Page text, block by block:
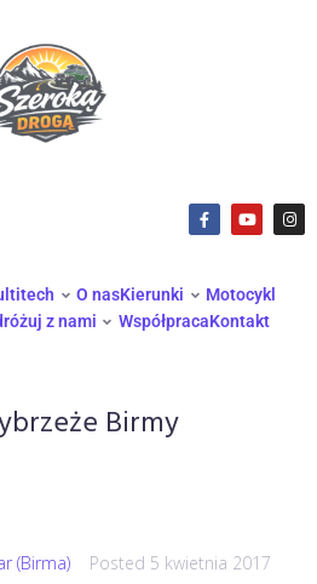
O nasKierunki
Motocykl
z nami WspółpracaKontakt
Birmy
(Birma) Posted 5 kwietnia 2017